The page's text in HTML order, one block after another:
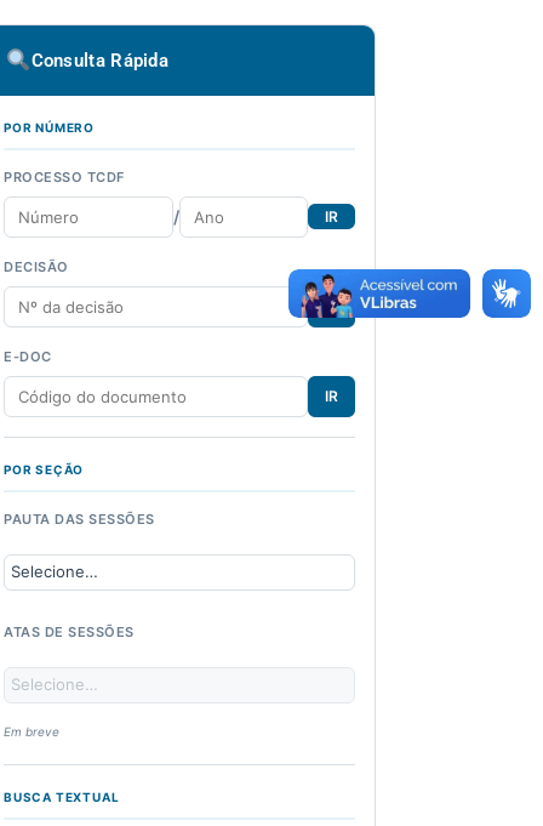
Consulta Rápida
POR NÚMERO
PROCESSO TCDF
/ IR
DECISÃO
IR
E-DOC
IR
POR SEÇÃO
PAUTA DAS SESSÕES
ATAS DE SESSÕES
Em breve
BUSCA TEXTUAL